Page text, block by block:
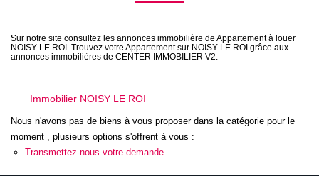
NOTRE AGENCE
Sur notre site consultez les annonces immobilière de Appartement à louer
NOISY LE ROI. Trouvez votre Appartement sur NOISY LE ROI grâce aux
annonces immobilières de CENTER IMMOBILIER V2.
Immobilier NOISY LE ROI
Nous n'avons pas de biens à vous proposer dans la catégorie pour le
moment , plusieurs options s'offrent à vous :
Transmettez-nous votre demande